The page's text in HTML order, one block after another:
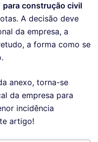
para construção civil
A decisão deve
da empresa, a
a forma como se
anexo, torna-se
da empresa para
incidência
artigo!